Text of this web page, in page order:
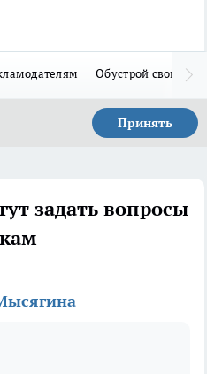
Обустрой свой дом
Принять
задать вопросы